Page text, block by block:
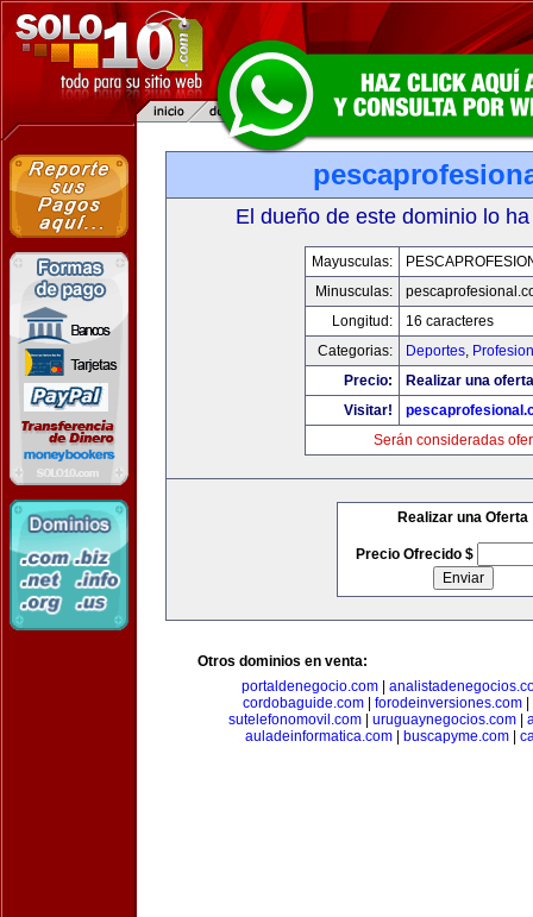
El dueño de este dominio lo
Mayusculas:
Minusculas:
Longitud:
16 caracteres
Categorias:
Deportes,
Precio:
Realizar una
Visitar!
Serán consideradas
Realizar una Oferta
Precio Ofrecido $
Otros dominios en venta:
portaldenegocio.com|
cordobaguide.com
forodeinversiones.com
sutelefonomovil.com| uruguaynegocios.com|
auladeinformatica.com| buscapyme.com|